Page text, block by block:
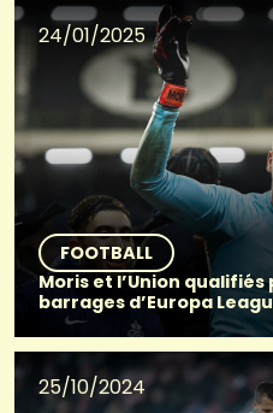
24/01/2025
FOOTBALL
Moris et l’Union qualifiés
barrages d’Europa
25/10/2024